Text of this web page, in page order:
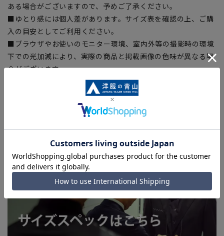
ある場合がございますので、予めご了承ください。
■ゆとり感には個人差があります。サイズ表を確認の上、ご購
入の目安としてご利用ください。
■ブラウザやお使いのモニター環境、室内外等の撮影時の環境
下での光加減により、実際の商品と掲載画像の色味が異なる場
合がございます。
■生地や仕様・デザインにより、着用感や実際のサイズ表に若
干の誤差が生じる場合がございます。予めご了承ください。
■店舗や各モールサイトと商品在庫を共有しております関係
上、ご注文いただいたタイミングにより欠品が発生し、ご注文
を完了できない場合がございます。予めご了承ください。(お
急ぎ発送のご注文につきましても、ご注文のタイミングによっ
てはお急ぎ発送サービスを選択できない場合がございます。